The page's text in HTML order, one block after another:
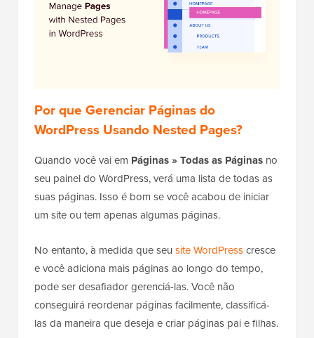
Por que Gerenciar Páginas do
WordPress Usando Nested Pages?
Quando você vai em Páginas » Todas as Páginas no
seu painel do WordPress, verá uma lista de todas as
suas páginas. Isso é bom se você acabou de iniciar
um site ou tem apenas algumas páginas.
No entanto, à medida que seu site WordPresscresce
e você adiciona mais páginas ao longo do tempo,
pode ser desafiador gerenciá-las. Você não
conseguirá reordenar páginas facilmente, classificá-
las da maneira que deseja e criar páginas pai e filhas.